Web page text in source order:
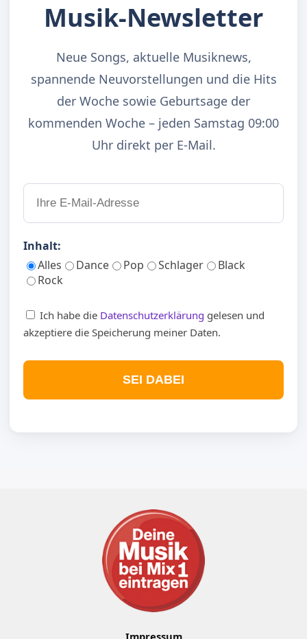
Musik-Newsletter
Neue Songs, aktuelle Musiknews,
spannende Neuvorstellungen und die Hits
der Woche sowie Geburtsage der
kommenden Woche – jeden Samstag 09:00
Uhr direkt per E-Mail.
Inhalt:
Alles
Dance Pop Schlager
Black
Rock
Ich habe die Datenschutzerklärung gelesen und
akzeptiere die Speicherung meiner Daten.
SEI DABEI
Impressum